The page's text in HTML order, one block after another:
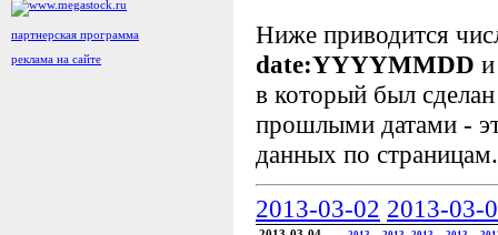
партнерская программа
реклама на сайте
Ниже приводится
date:YYYYMMDD
в который был
прошлыми датами -
данных по страницам.
2013-03-02 2013-03-